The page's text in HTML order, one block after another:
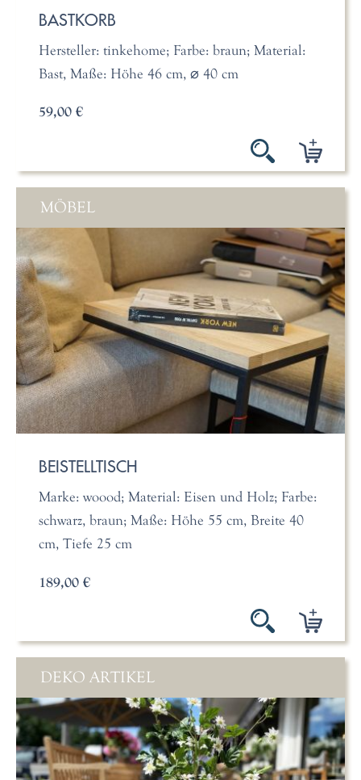
BASTKORB
Hersteller: tinkehome; Farbe: braun; Material:
Bast, Maße: Höhe 46 cm, ⌀ 40 cm
59,00 €
MÖBEL
BEISTELLTISCH
Marke: woood; Material: Eisen und Holz; Farbe:
schwarz, braun; Maße: Höhe 55 cm, Breite 40
cm, Tiefe 25 cm
189,00 €
DEKO ARTIKEL